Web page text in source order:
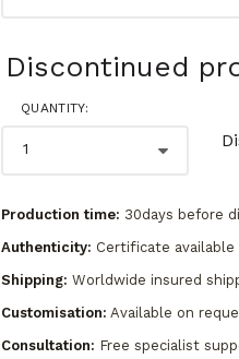
Discontinued
QUANTITY:
Production time: 30days before
Authenticity: Certificate available
Shipping: Worldwide insured
Customisation: Available on
Consultation: Free specialist